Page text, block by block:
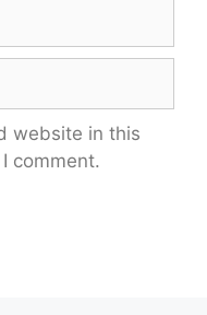
website in this
comment.